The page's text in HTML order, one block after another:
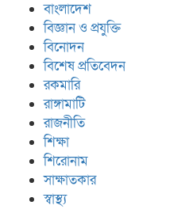
বাংলাদেশ
বিজ্ঞান ও প্রযুক্তি
বিনোদন
বিশেষ প্রতিবেদন
রকমারি
রাঙ্গামাটি
রাজনীতি
শিক্ষা
শিরোনাম
সাক্ষাতকার
স্বাস্থ্য